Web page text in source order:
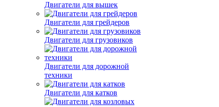
Двигатели для вышек
Двигатели для грейдеров
Двигатели для грузовиков
Двигатели для дорожной
техники
Двигатели для катков